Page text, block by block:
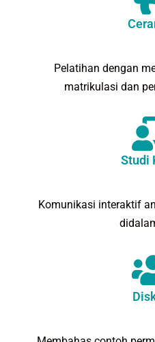
Pelatihan dengan
matrikulasi dan
Studi
Komunikasi interaktif